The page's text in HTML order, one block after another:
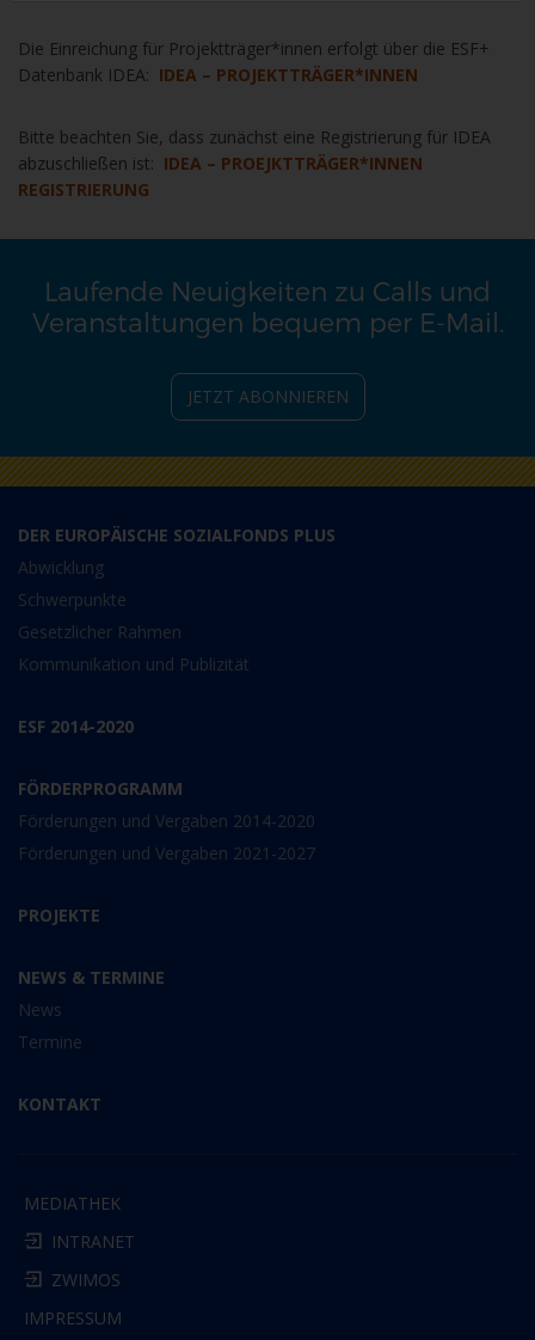
Die Einreichung für Projektträger*innen erfolgt über die ESF+
Datenbank IDEA: IDEA – PROJEKTTRÄGER*INNEN
Bitte beachten Sie, dass zunächst eine Registrierung für IDEA
abzuschließen ist: IDEA – PROEJKTTRÄGER*INNEN
REGISTRIERUNG
Laufende Neuigkeiten zu Calls und
Veranstaltungen bequem per E-Mail.
JETZT ABONNIEREN
DER EUROPÄISCHE SOZIALFONDS PLUS
Abwicklung
Schwerpunkte
Gesetzlicher Rahmen
Kommunikation und Publizität
ESF 2014-2020
FÖRDERPROGRAMM
Förderungen und Vergaben 2014-2020
Förderungen und Vergaben 2021-2027
PROJEKTE
NEWS & TERMINE
News
Termine
KONTAKT
MEDIATHEK
INTRANET
ZWIMOS
IMPRESSUM